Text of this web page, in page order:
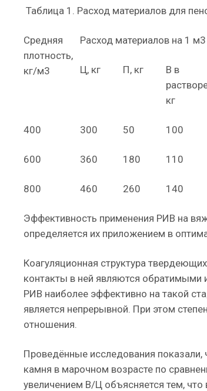
Таблица 1. Расход материалов для
Средняя
плотность,
кг/м3
Расход материалов на 1
Ц, кг П, кг
В в
кг
400 300 50 100
600 360 180 110
800 460 260 140
Эффективность применения РИВ на
определяется их приложением в
Коагуляционная структура
контакты в ней являются обратимыми
РИВ наиболее эффективно на такой
является непрерывной. При этом
отношения.
Проведённые исследования показали,
камня в марочном возрасте по
увеличением В/Ц объясняется тем,